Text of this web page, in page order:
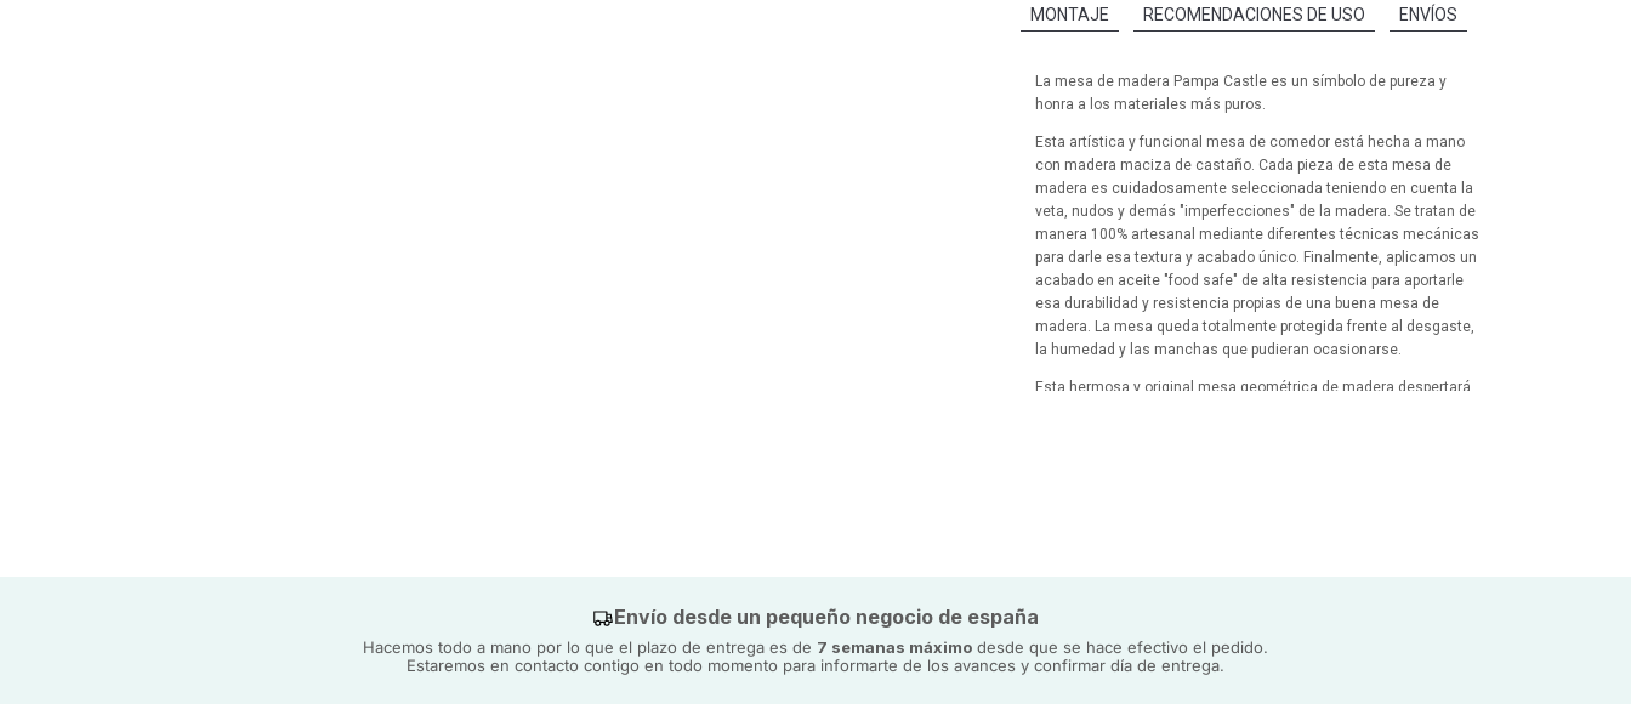
MONTAJE
RECOMENDACIONES DE USO ENVÍOS
La mesa de madera Pampa Castle es un símbolo de pureza y
honra a los materiales más puros.
Esta artística y funcional mesa de comedor está hecha a mano
con madera maciza de castaño. Cada pieza de esta mesa de
madera es cuidadosamente seleccionada teniendo en cuenta la
veta, nudos y demás "imperfecciones" de la madera. Se tratan de
manera 100% artesanal mediante diferentes técnicas mecánicas
para darle esa textura y acabado único. Finalmente, aplicamos un
acabado en aceite "food safe" de alta resistencia para aportarle
esa durabilidad y resistencia propias de una buena mesa de
madera. La mesa queda totalmente protegida frente al desgaste,
la humedad y las manchas que pudieran ocasionarse.
Esta hermosa y original mesa geométrica de madera despertará
Envío desde un pequeño negocio de españa
Hacemos todo a mano por lo que el plazo de entrega es de 7 semanas máximo desde que se hace efectivo el pedido.
Estaremos en contacto contigo en todo momento para informarte de los avances y confirmar día de entrega.